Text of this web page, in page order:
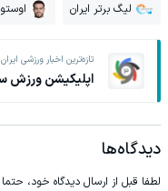
لیگ برتر ایران
تازه‌ترین اخبار ورزشی
اپلیکیشن ورزش
دیدگاه‌ها
لطفا قبل از ارسال دیدگاه خود، حتما